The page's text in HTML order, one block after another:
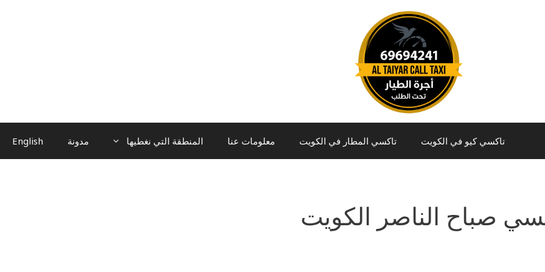
تاكسي كيو في الكويت تاكسي المطار في الكويت معلومات عنا المنطقة التي نغطيها مدونة English
صباح الناصر الكويت